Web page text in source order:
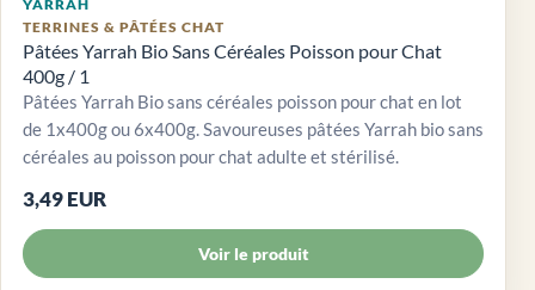
YARRAH
TERRINES & PÂTÉES CHAT
Pâtées Yarrah Bio Sans Céréales Poisson pour Chat
400g / 1
Pâtées Yarrah Bio sans céréales poisson pour chat en lot
de 1x400g ou 6x400g. Savoureuses pâtées Yarrah bio sans
céréales au poisson pour chat adulte et stérilisé.
3,49 EUR
Voir le produit